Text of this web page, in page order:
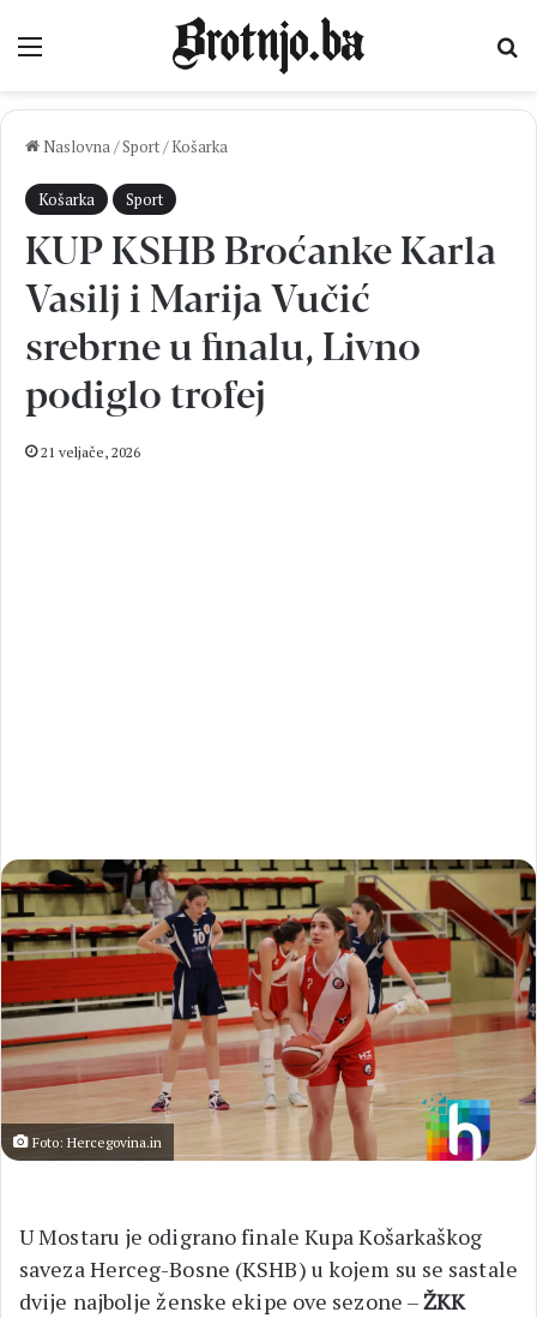
Izbornik
Naslovna/Sport/ Košarka
Košarka Sport
KUP KSHB Broćanke Karla
Vasilj i Marija Vučić
srebrne u finalu, Livno
podiglo trofej
21 veljače, 2026
Foto: Hercegovina.in
U Mostaru je odigrano finale Kupa Košarkaškog
saveza Herceg-Bosne (KSHB) u kojem su se sastale
dvije najbolje ženske ekipe ove sezone –ŽKK